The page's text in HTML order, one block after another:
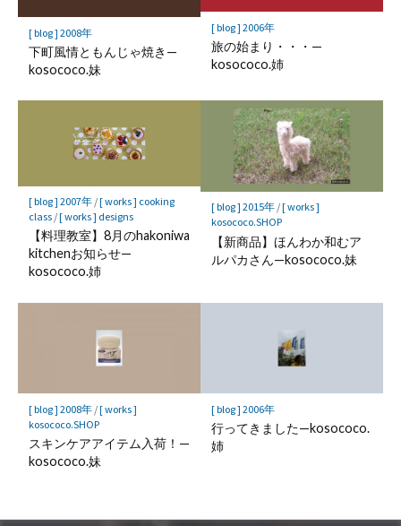
[ blog ] 2008年
下町風情ともんじゃ焼き—
kosococo.妹
[ blog ] 2006年
旅の始まり・・・—
kosococo.姉
[ blog ] 2007年/[ works ] cooking
class/[ works ] designs
【料理教室】8月のhakoniwa
kitchenお知らせ—
kosococo.姉
[ blog ] 2015年/[ works ]
kosococo.SHOP
【新商品】ほんわか和むア
ルパカさん—kosococo.妹
[ blog ] 2008年/[ works ]
kosococo.SHOP
スキンケアアイテム入荷！—
kosococo.妹
[ blog ] 2006年
行ってきました—kosococo.
姉